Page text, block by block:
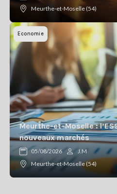
Meurthe-et-Moselle (54)
Economie
Meurthe-et-Moselle :
nouveaux marchés
05/08/2026
J.M
Meurthe-et-Moselle (54)